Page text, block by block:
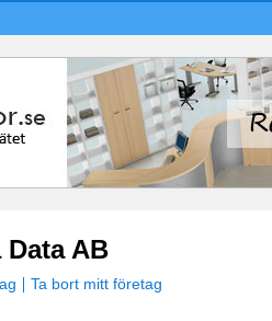
Data AB
Ta bort mitt företag